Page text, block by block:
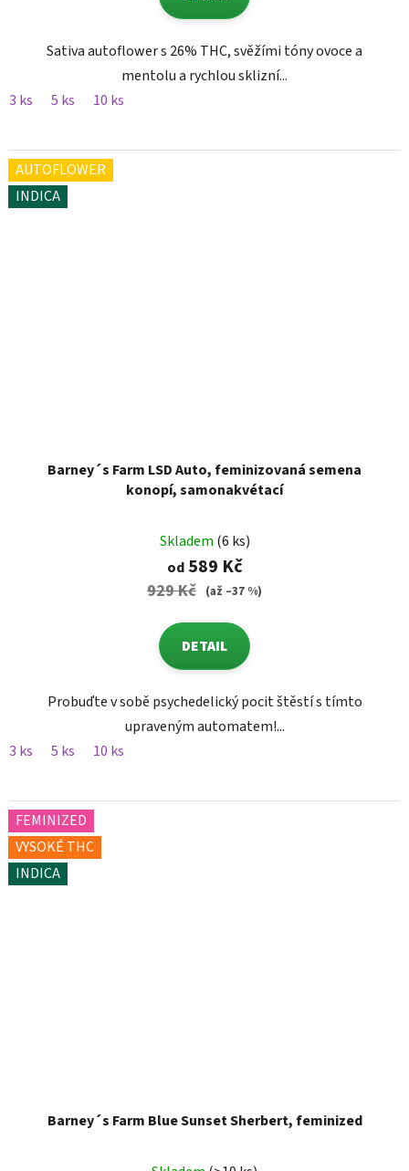
Sativa autoflower s 26% THC, svěžími tóny ovoce a
mentolu a rychlou sklizní...
3 ks
5 ks 10 ks
AUTOFLOWER
INDICA
Barney´s Farm LSD Auto, feminizovaná semena
konopí, samonakvétací
Skladem (6 ks)
od589 Kč
929 Kč (až –37 %)
DETAIL
Probuďte v sobě psychedelický pocit štěstí s tímto
upraveným automatem!...
3 ks
5 ks 10 ks
FEMINIZED
VYSOKÉ THC
INDICA
Barney´s Farm Blue Sunset Sherbert, feminized